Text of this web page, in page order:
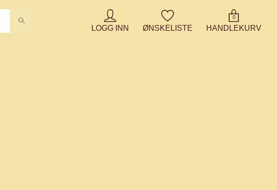
LOGG INN ØNSKELISTE
0
HANDLEKURV